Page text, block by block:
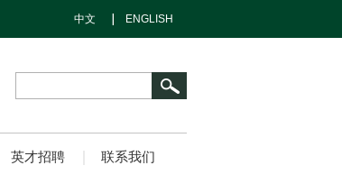
中文 ENGLISH
英才招聘 联系我们